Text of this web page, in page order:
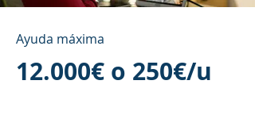
Ayuda máxima
12.000€ o 250€/u